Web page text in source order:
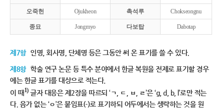
오죽헌 Ojukheon 촉석루 Chokseongnu
종묘 Jongmyo 다보탑 Dabotap
제7항 인명, 회사명, 단체명 등은 그동안 써 온 표기를 쓸 수 있다.
제8항 학술 연구 논문 등 특수 분야에서 한글 복원을 전제로 표기할 경우
에는 한글 표기를 대상으로 적는다.
이 때1)글자 대응은 제2장을 따르되 ‘ㄱ, ㄷ, ㅂ, ㄹ’은 ‘g, d, b, l’로만 적는
다. 음가 없는 ‘ㅇ’은 붙임표(-)로 표기하되 어두에서는 생략하는 것을 원